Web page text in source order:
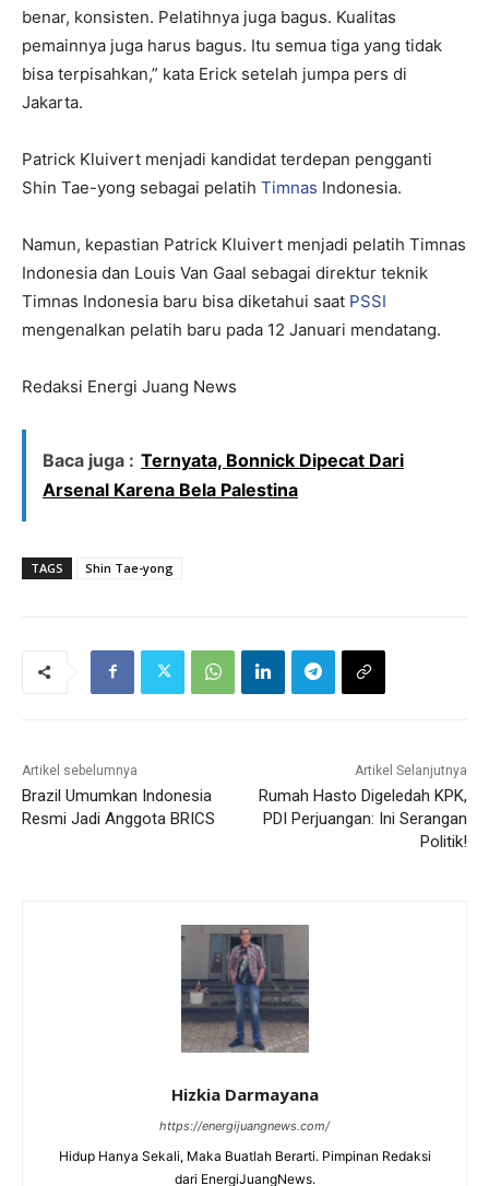
benar, konsisten. Pelatihnya juga bagus. Kualitas
pemainnya juga harus bagus. Itu semua tiga yang tidak
bisa terpisahkan,” kata Erick setelah jumpa pers di
Jakarta.
Patrick Kluivert menjadi kandidat terdepan pengganti
Shin Tae-yong sebagai pelatih Timnas Indonesia.
Namun, kepastian Patrick Kluivert menjadi pelatih Timnas
Indonesia dan Louis Van Gaal sebagai direktur teknik
Timnas Indonesia baru bisa diketahui saat PSSI
mengenalkan pelatih baru pada 12 Januari mendatang.
Redaksi Energi Juang News
Baca juga : Ternyata, Bonnick Dipecat Dari
Arsenal Karena Bela Palestina
TAGS Shin Tae-yong
Artikel sebelumnya
Brazil Umumkan Indonesia
Resmi Jadi Anggota BRICS
Artikel Selanjutnya
Rumah Hasto Digeledah KPK,
PDI Perjuangan: Ini Serangan
Politik!
Hizkia Darmayana
https://energijuangnews.com/
Hidup Hanya Sekali, Maka Buatlah Berarti. Pimpinan Redaksi
dari EnergiJuangNews.